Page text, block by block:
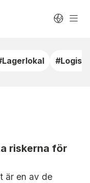
riskerna för
är en av de